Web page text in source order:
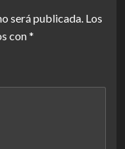
será publicada. Los
con*